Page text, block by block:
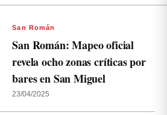
San Román
San Román: Mapeo oficial
revela ocho zonas críticas por
bares en San Miguel
23/04/2025